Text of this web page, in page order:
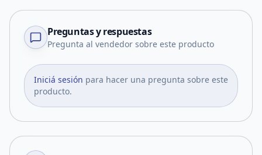
Preguntas y respuestas
Pregunta al vendedor sobre este producto
Iniciá sesión para hacer una pregunta sobre este
producto.